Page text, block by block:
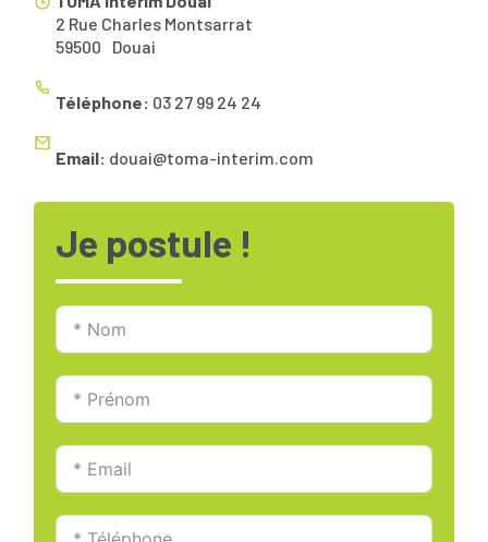
2 Rue Charles Montsarrat
Douai
59500
Téléphone: 03 27 99 24 24
Email: douai@toma-interim.com
Je postule !